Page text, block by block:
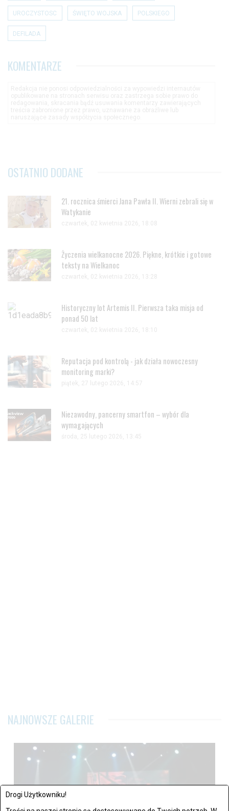
Drogi Użytkowniku!
UROCZYSTOSC ŚWIĘTO WOJSKA POLSKIEGO
DEFILADA
KOMENTARZE
OSTATNIO DODANE
21. rocznica śmierci Jana Pawła II. Wierni zebrali się w
Watykanie
czwartek, 02 kwietnia 2026, 18:08
Życzenia wielkanocne 2026. Piękne, krótkie i gotowe
teksty na Wielkanoc
czwartek, 02 kwietnia 2026, 13:28
Historyczny lot Artemis II. Pierwsza taka misja od
ponad 50 lat
czwartek, 02 kwietnia 2026, 18:10
Reputacja pod kontrolą - jak działa nowoczesny
monitoring marki?
piątek, 27 lutego 2026, 14:57
Niezawodny, pancerny smartfon – wybór dla
wymagających
środa, 25 lutego 2026, 13:45
NAJNOWSZE GALERIE